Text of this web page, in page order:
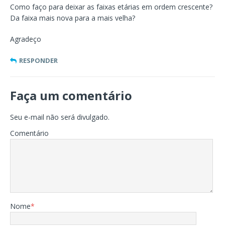
Como faço para deixar as faixas etárias em ordem crescente?
Da faixa mais nova para a mais velha?
Agradeço
RESPONDER
Faça um comentário
Seu e-mail não será divulgado.
Comentário
Nome*